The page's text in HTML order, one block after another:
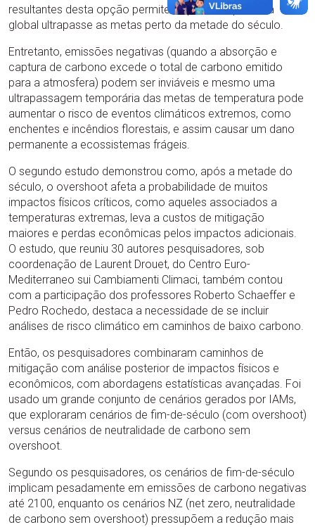
resultantes desta opção permitem que a temperatura
global ultrapasse as metas perto da metade do século.
Entretanto, emissões negativas (quando a absorção e
captura de carbono excede o total de carbono emitido
para a atmosfera) podem ser inviáveis e mesmo uma
ultrapassagem temporária das metas de temperatura pode
aumentar o risco de eventos climáticos extremos, como
enchentes e incêndios florestais, e assim causar um dano
permanente a ecossistemas frágeis.
O segundo estudo demonstrou como, após a metade do
século, o overshoot afeta a probabilidade de muitos
impactos físicos críticos, como aqueles associados a
temperaturas extremas, leva a custos de mitigação
maiores e perdas econômicas pelos impactos adicionais.
O estudo, que reuniu 30 autores pesquisadores, sob
coordenação de Laurent Drouet, do Centro Euro-
Mediterraneo sui Cambiamenti Climaci, também contou
com a participação dos professores Roberto Schaeffer e
Pedro Rochedo, destaca a necessidade de se incluir
análises de risco climático em caminhos de baixo carbono.
Então, os pesquisadores combinaram caminhos de
mitigação com análise posterior de impactos físicos e
econômicos, com abordagens estatísticas avançadas. Foi
usado um grande conjunto de cenários gerados por IAMs,
que exploraram cenários de fim-de-século (com overshoot)
versus cenários de neutralidade de carbono sem
overshoot.
Segundo os pesquisadores, os cenários de fim-de-século
implicam pesadamente em emissões de carbono negativas
até 2100, enquanto os cenários NZ (net zero, neutralidade
de carbono sem overshoot) pressupõem a redução mais